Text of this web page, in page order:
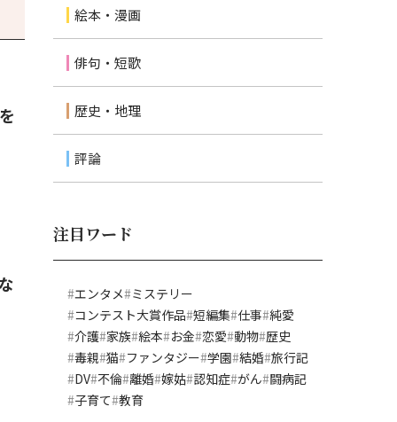
絵本・漫画
俳句・短歌
歴史・地理
評論
注目ワード
エンタメ ミステリー
コンテスト大賞作品 短編集 仕事 純愛
介護 家族 絵本 お金 恋愛 動物 歴史
毒親 猫 ファンタジー 学園 結婚 旅行記
DV 不倫 離婚 嫁姑 認知症 がん 闘病記
子育て 教育